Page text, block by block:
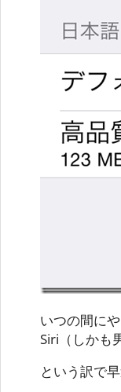
いつの間に
Siri（しかも
という訳で